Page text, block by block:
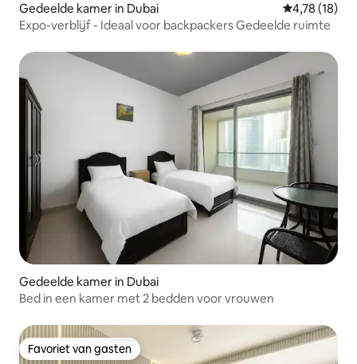
Gedeelde kamer in Dubai Gemiddelde
4,78 (18)
Expo-verblijf - Ideaal voor backpackers Gedeelde ruimte
Gedeelde kamer in Dubai
Bed in een kamer met 2 bedden voor vrouwen
Favoriet van gasten
Favoriet van gasten